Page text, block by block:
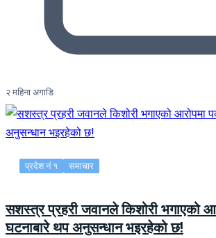
२ महिना अगाडि
प्रदेश नं १ समाचार
सशस्त्र प्रहरी जवानले किशोरी भगाएको
घटनाबारे थप अनुसन्धान भइरहेको छ!